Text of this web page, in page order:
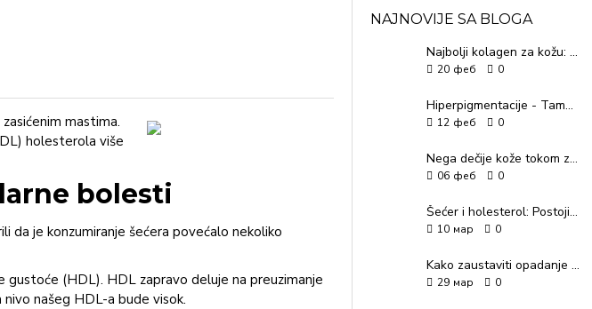
mastima.
holesterola više
bolesti
da je konzumiranje šećera povećalo nekoliko
gustoće (HDL). HDL zapravo deluje na preuzimanje
našeg HDL-a bude visok.
NAJNOVIJE SA BLOGA
Najbolji kolagen za kožu: Kompletan vodič kako povećati kolagen i vratiti mladolikost
20 феб 0
Hiperpigmentacije - Tamne fleke na koži
12 феб 0
Nega dečije kože tokom zime – kako zaštititi najosetljiviju kožu
06 феб 0
Šećer i holesterol: Postoji li veza?
10 мар 0
Kako zaustaviti opadanje kose?
29 мар 0